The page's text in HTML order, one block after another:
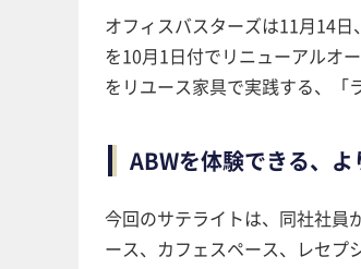
オフィスバスターズは11月14
を10月1日付でリニューアルオ
をリユース家具で実践する、「
ABWを体験できる、
今回のサテライトは、同社社員
ース、カフェスペース、レセプ